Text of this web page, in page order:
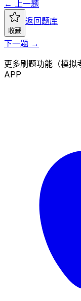
← 上一题
收藏
返回题库
下一题 →
更多刷题功能（模拟
APP